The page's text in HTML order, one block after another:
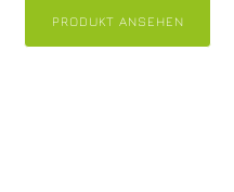
PRODUKT ANSEHEN